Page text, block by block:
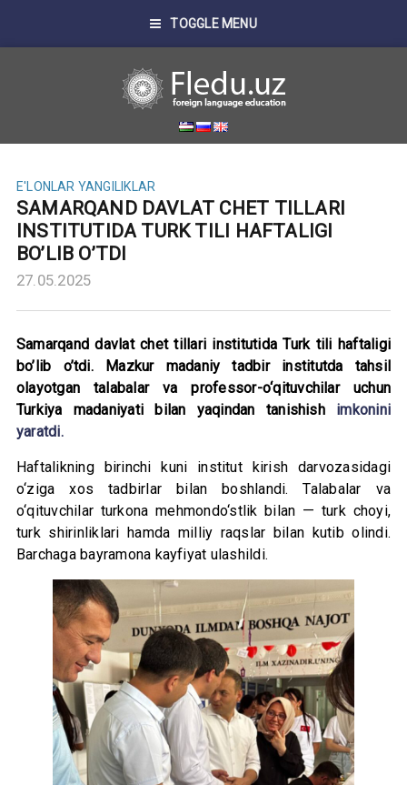
TOGGLE MENU
E'LONLAR YANGILIKLAR
SAMARQAND DAVLAT CHET TILLARI
INSTITUTIDA TURK TILI HAFTALIGI
BO’LIB O’TDI
27.05.2025
Samarqand davlat chet tillari institutida Turk tili haftaligi
bo’lib o’tdi. Mazkur madaniy tadbir institutda tahsil
olayotgan talabalar va professor-o‘qituvchilar uchun
Turkiya madaniyati bilan yaqindan tanishishimkonini
yaratdi.
Haftalikning birinchi kuni institut kirish darvozasidagi
o‘ziga xos tadbirlar bilan boshlandi. Talabalar va
o‘qituvchilar turkona mehmondo‘stlik bilan — turk choyi,
turk shirinliklari hamda milliy raqslar bilan kutib olindi.
Barchaga bayramona kayfiyat ulashildi.